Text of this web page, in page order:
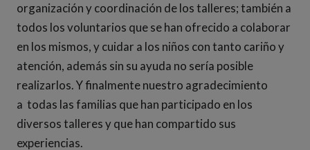
organización y coordinación de los talleres; también a
todos los voluntarios que se han ofrecido a colaborar
en los mismos, y cuidar a los niños con tanto cariño y
atención, además sin su ayuda no sería posible
realizarlos. Y finalmente nuestro agradecimiento
a todas las familias que han participado en los
diversos talleres y que han compartido sus
experiencias.